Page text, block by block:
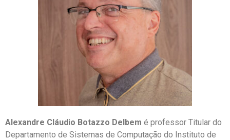
Alexandre Cláudio Botazzo Delbem é professor Titular do
Departamento de Sistemas de Computação do Instituto de